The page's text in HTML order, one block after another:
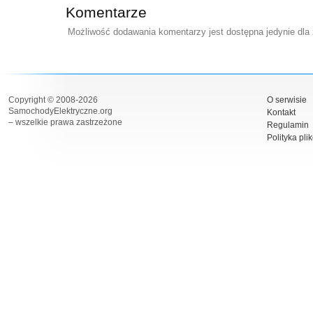
Komentarze
Możliwość dodawania komentarzy jest dostępna jedynie
Copyright © 2008-2026
SamochodyElektryczne.org
– wszelkie prawa zastrzeżone
O serwisie
Kontakt
Regulamin
Polityka